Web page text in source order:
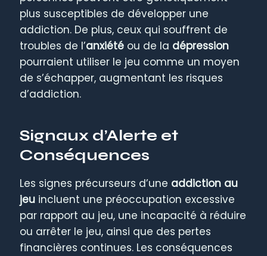
plus susceptibles de développer une
addiction. De plus, ceux qui souffrent de
troubles de l’anxiété ou de la dépression
pourraient utiliser le jeu comme un moyen
de s’échapper, augmentant les risques
d’addiction.
Signaux d’Alerte et
Conséquences
Les signes précurseurs d’une addiction au
jeu incluent une préoccupation excessive
par rapport au jeu, une incapacité à réduire
ou arrêter le jeu, ainsi que des pertes
financières continues. Les conséquences